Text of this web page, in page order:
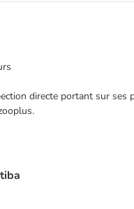
directe portant sur